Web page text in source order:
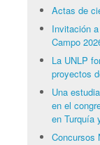
Actas de
Invitación
Campo
La UNLP
proyectos
Una
en el
en Turquía
Concursos